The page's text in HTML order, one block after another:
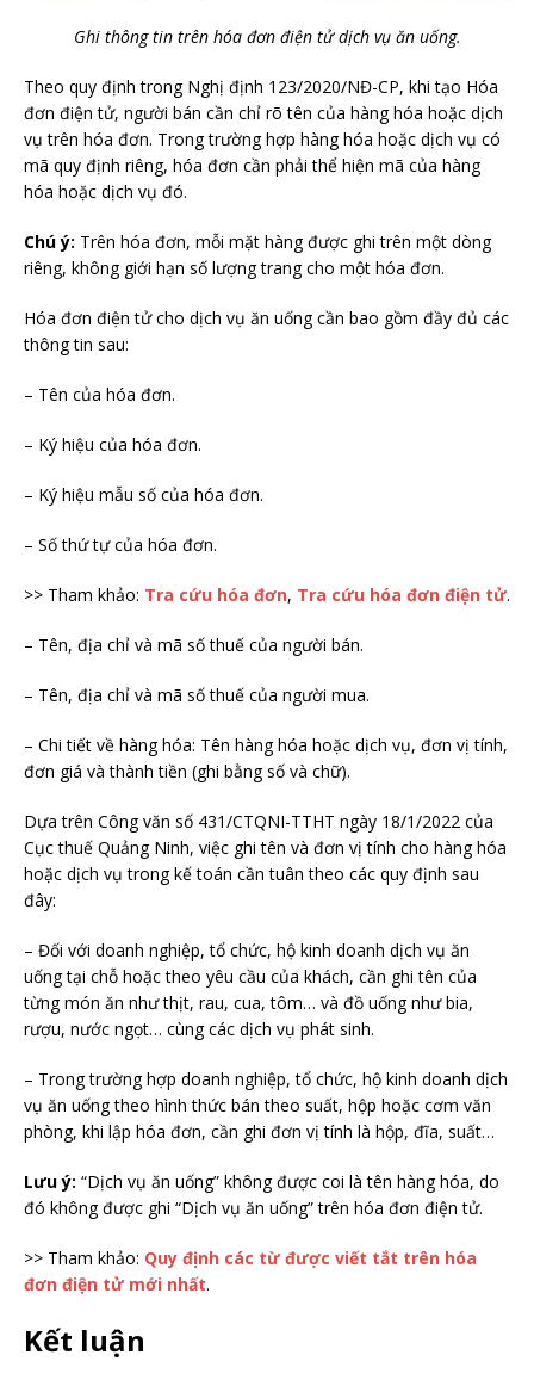
Ghi thông tin trên hóa đơn điện tử dịch vụ ăn uống.
Theo quy định trong Nghị định 123/2020/NĐ-CP, khi tạo Hóa
đơn điện tử, người bán cần chỉ rõ tên của hàng hóa hoặc dịch
vụ trên hóa đơn. Trong trường hợp hàng hóa hoặc dịch vụ có
mã quy định riêng, hóa đơn cần phải thể hiện mã của hàng
hóa hoặc dịch vụ đó.
Chú ý: Trên hóa đơn, mỗi mặt hàng được ghi trên một dòng
riêng, không giới hạn số lượng trang cho một hóa đơn.
Hóa đơn điện tử cho dịch vụ ăn uống cần bao gồm đầy đủ các
thông tin sau:
– Tên của hóa đơn.
– Ký hiệu của hóa đơn.
– Ký hiệu mẫu số của hóa đơn.
– Số thứ tự của hóa đơn.
>> Tham khảo: Tra cứu hóa đơn, Tra cứu hóa đơn điện tử.
– Tên, địa chỉ và mã số thuế của người bán.
– Tên, địa chỉ và mã số thuế của người mua.
– Chi tiết về hàng hóa: Tên hàng hóa hoặc dịch vụ, đơn vị tính,
đơn giá và thành tiền (ghi bằng số và chữ).
Dựa trên Công văn số 431/CTQNI-TTHT ngày 18/1/2022 của
Cục thuế Quảng Ninh, việc ghi tên và đơn vị tính cho hàng hóa
hoặc dịch vụ trong kế toán cần tuân theo các quy định sau
đây:
– Đối với doanh nghiệp, tổ chức, hộ kinh doanh dịch vụ ăn
uống tại chỗ hoặc theo yêu cầu của khách, cần ghi tên của
từng món ăn như thịt, rau, cua, tôm… và đồ uống như bia,
rượu, nước ngọt… cùng các dịch vụ phát sinh.
– Trong trường hợp doanh nghiệp, tổ chức, hộ kinh doanh dịch
vụ ăn uống theo hình thức bán theo suất, hộp hoặc cơm văn
phòng, khi lập hóa đơn, cần ghi đơn vị tính là hộp, đĩa, suất…
Lưu ý: “Dịch vụ ăn uống” không được coi là tên hàng hóa, do
đó không được ghi “Dịch vụ ăn uống” trên hóa đơn điện tử.
>> Tham khảo: Quy định các từ được viết tắt trên hóa
đơn điện tử mới nhất.
Kết luận